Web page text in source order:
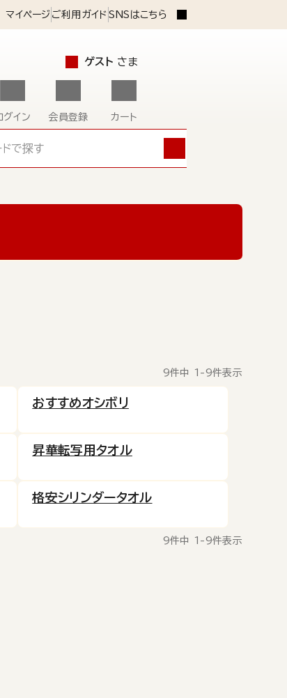
マイページ ご利用ガイド SNSはこちら
ゲスト さま
グイン 会員登録 カート
9件中 1 -9件表示
おすすめオシボリ
昇華転写用タオル
格安シリンダータオル
9件中 1 -9件表示